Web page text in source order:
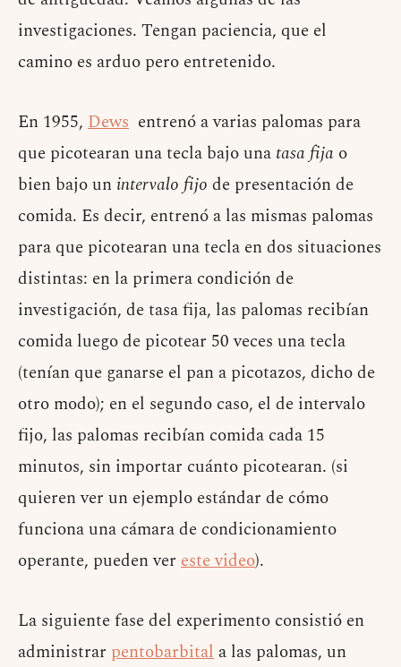
investigaciones. Tengan paciencia, que el
camino es arduo pero entretenido.
En 1955, Dews entrenó a varias palomas para
que picotearan una tecla bajo una tasa fija o
bien bajo un intervalo fijo de presentación de
comida. Es decir, entrenó a las mismas palomas
para que picotearan una tecla en dos situaciones
distintas: en la primera condición de
investigación, de tasa fija, las palomas recibían
comida luego de picotear 50 veces una tecla
(tenían que ganarse el pan a picotazos, dicho de
otro modo); en el segundo caso, el de intervalo
fijo, las palomas recibían comida cada 15
minutos, sin importar cuánto picotearan. (si
quieren ver un ejemplo estándar de cómo
funciona una cámara de condicionamiento
operante, pueden ver este video).
La siguiente fase del experimento consistió en
administrar pentobarbital a las palomas, un